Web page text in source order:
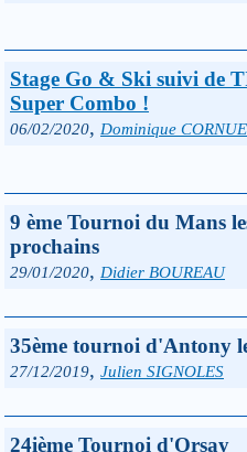
Stage Go & Ski suivi de
Super Combo !
06/02/2020, Dominique
9 ème Tournoi du Mans
prochains
29/01/2020, Didier BOUREAU
35ème tournoi d'Antony
27/12/2019, Julien SIGNOLES
24ième Tournoi d'Orsay